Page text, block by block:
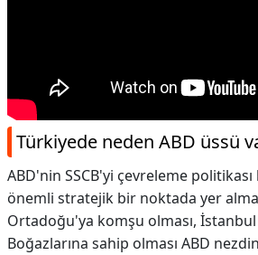
Türkiyede neden ABD üssü
ABD'nin SSCB'yi çevreleme
önemli stratejik bir noktada yer
Ortadoğu'ya komşu olması,
Boğazlarına sahip olması ABD